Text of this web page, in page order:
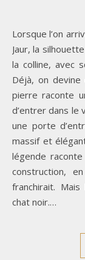
Lorsque l’on arrive par la petite route sinueuse qui longe le
Jaur, la
la colline, avec
Déjà, on
pierre raconte
d’entrer dans le
une porte
massif et
légende
construction,
franchirait.
chat noir.…